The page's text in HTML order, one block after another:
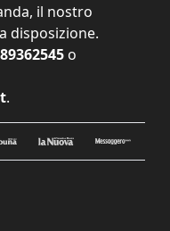
il nostro
disposizione.
o
.